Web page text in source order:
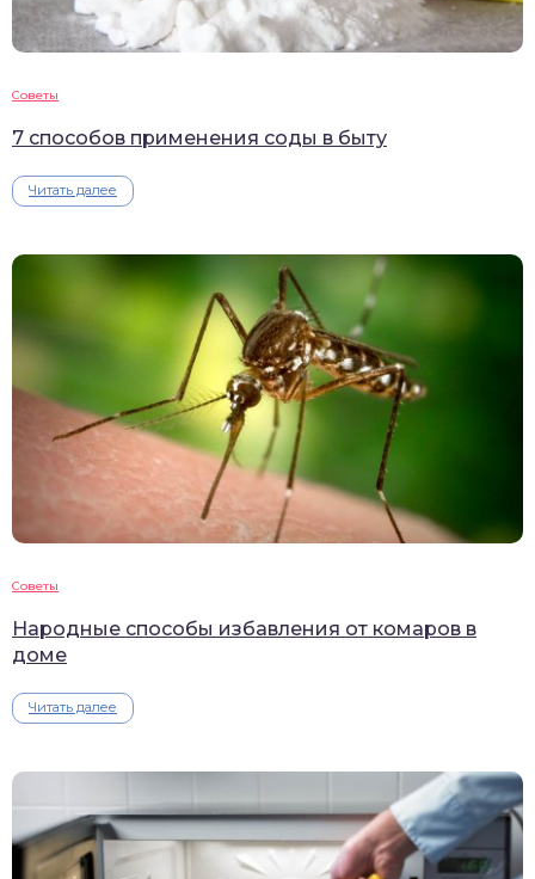
Советы
7 способов применения соды в быту
Читать далее
Советы
Народные способы избавления от комаров в
доме
Читать далее